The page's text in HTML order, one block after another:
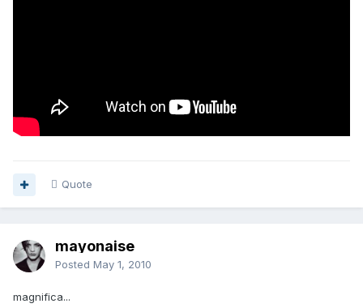
Quote
mayonaise
Posted May 1, 2010
magnifica...